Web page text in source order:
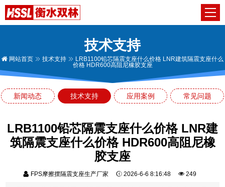
技术支持
网站首页 技术支持
LRB1100铅芯隔震支座什么价格 LNR建筑隔震支座什么
价格 HDR600高阻尼橡胶支座
新闻动态 技术支持 应用案例 常见问题
LRB1100铅芯隔震支座什么价格 LNR建
筑隔震支座什么价格 HDR600高阻尼橡
胶支座
FPS摩擦摆隔震支座生产厂家 2026-6-6 8:16:48 249